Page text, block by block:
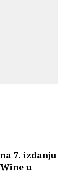
7. izdanju
u